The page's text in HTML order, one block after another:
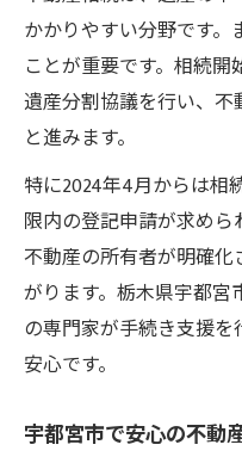
相続手続きに
宇都宮市役所
安心して進める遺
安心のための
不動産相続を
遺言書と不動
専門家と進め
相続手続きの
名義変更の悩みを
名義変更の流
かかりやすい分野です
ことが重要です。相続開
遺産分割協議を行い、
と進みます。
特に2024年4月からは相
限内の登記申請が求め
不動産の所有者が明確
がります。栃木県宇都
の専門家が手続き支援
安心です。
宇都宮市で安心の不動